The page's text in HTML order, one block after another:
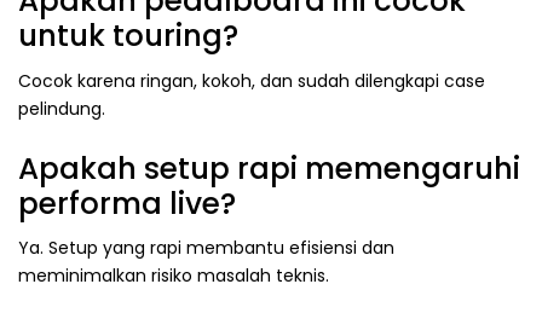
untuk touring?
Cocok karena ringan, kokoh, dan sudah dilengkapi case
pelindung.
Apakah setup rapi memengaruhi
performa live?
Ya. Setup yang rapi membantu efisiensi dan
meminimalkan risiko masalah teknis.